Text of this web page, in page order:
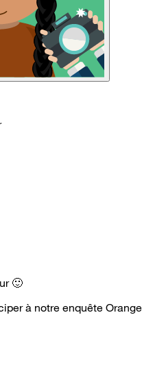
🙂
à notre enquête